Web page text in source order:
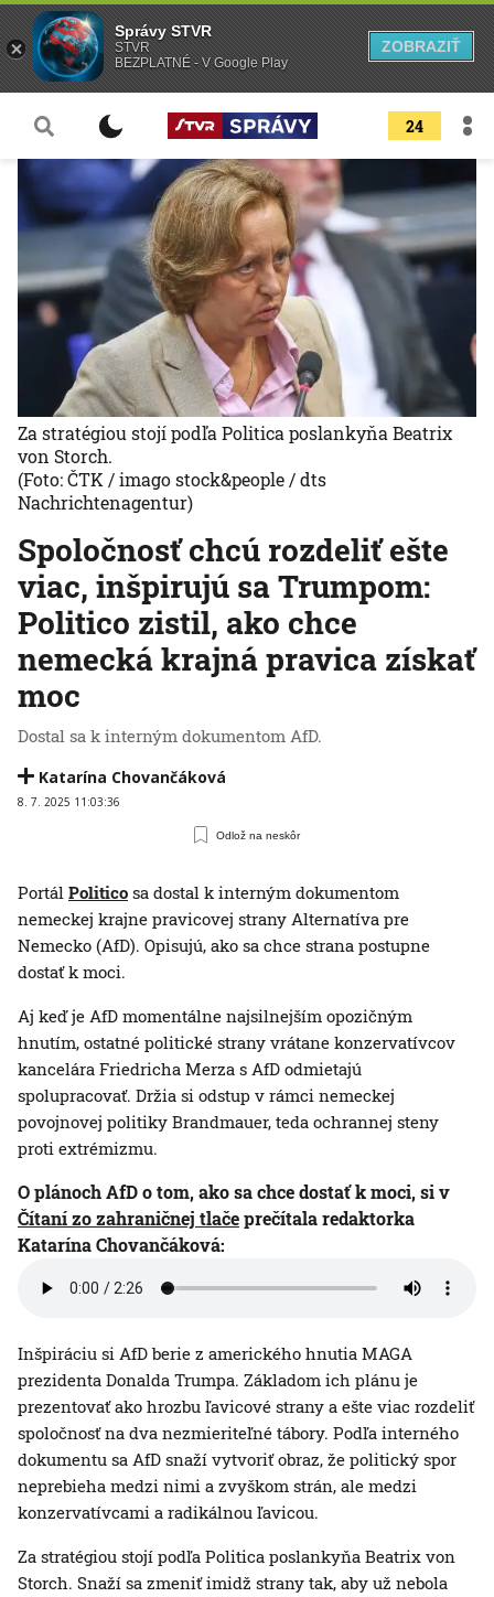
24
Spoločnosť chcú rozdeliť ešte
viac, inšpirujú sa Trumpom:
Politico zistil, ako chce
nemecká krajná pravica získať
moc
Dostal sa k interným dokumentom AfD.
Katarína Chovančáková
8. 7. 2025 11:03:36
Odlož na neskôr
Za stratégiou stojí podľa Politica poslankyňa Beatrix
von Storch.
(Foto: ČTK / imago stock&people / dts
Nachrichtenagentur)
Portál Politico sa dostal k interným dokumentom
nemeckej krajne pravicovej strany Alternatíva pre
Nemecko (AfD). Opisujú, ako sa chce strana postupne
dostať k moci.
Aj keď je AfD momentálne najsilnejším opozičným
hnutím, ostatné politické strany vrátane konzervatívcov
kancelára Friedricha Merza s AfD odmietajú
spolupracovať. Držia si odstup v rámci nemeckej
povojnovej politiky Brandmauer, teda ochrannej steny
proti extrémizmu.
O plánoch AfD o tom, ako sa chce dostať k moci, si v
Čítaní zo zahraničnej tlačeprečítala redaktorka
Katarína Chovančáková:
Inšpiráciu si AfD berie z amerického hnutia MAGA
prezidenta Donalda Trumpa. Základom ich plánu je
prezentovať ako hrozbu ľavicové strany a ešte viac rozdeliť
spoločnosť na dva nezmieriteľné tábory. Podľa interného
dokumentu sa AfD snaží vytvoriť obraz, že politický spor
neprebieha medzi nimi a zvyškom strán, ale medzi
konzervatívcami a radikálnou ľavicou.
Za stratégiou stojí podľa Politica poslankyňa Beatrix von
Storch. Snaží sa zmeniť imidž strany tak, aby už nebola
Správy STVR
STVR
BEZPLATNÉ - V Google Play
ZOBRAZIŤ